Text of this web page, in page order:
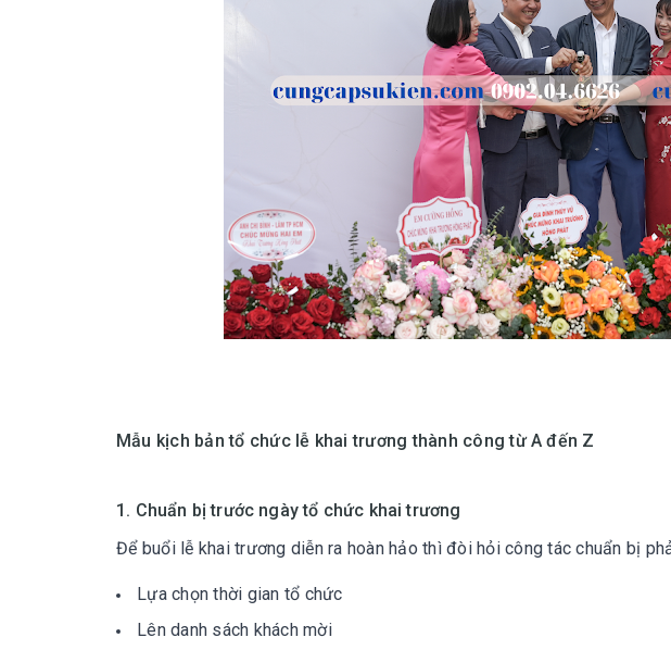
Mẫu kịch bản tổ chức lễ khai trương thành công từ A đến Z
1. Chuẩn bị trước ngày tổ chức khai trương
Để buổi lễ khai trương diễn ra hoàn hảo thì đòi hỏi công tác chuẩn bị
Lựa chọn thời gian tổ chức
Lên danh sách khách mời